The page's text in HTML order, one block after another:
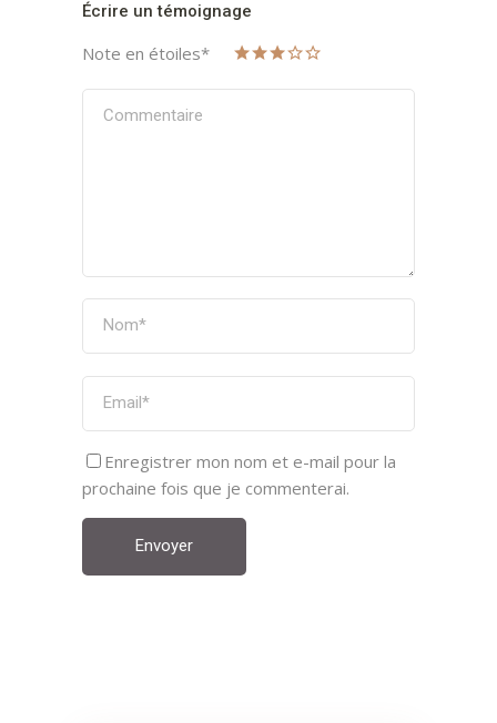
Écrire un témoignage
Note en étoiles*
Enregistrer mon nom et e-mail pour la
prochaine fois que je commenterai.
Envoyer